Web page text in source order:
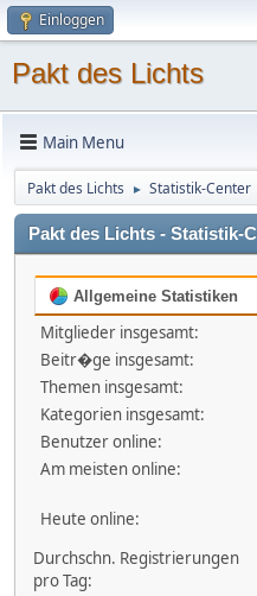
Einloggen
Pakt des Lichts
Main Menu
Pakt des Lichts ► Statistik-Center
Pakt des Lichts - Statistik-
Allgemeine Statistiken
Mitglieder insgesamt:
Beitr�ge insgesamt:
Themen insgesamt:
Kategorien insgesamt:
Benutzer online:
Am meisten online:
Heute online:
Durchschn. Registrierungen
pro Tag: